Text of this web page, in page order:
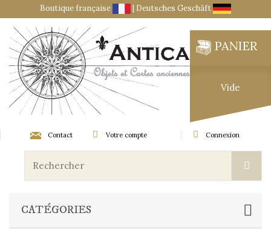
Boutique française | Deutsches Geschäft
PANIER
Vide
Connexion
Votre compte
Contact
CATÉGORIES